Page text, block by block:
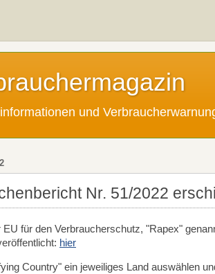
und
Nr. 51/2022
für den Verbraucherschutz, "Rapex"
hier
Country" ein jeweiliges Land auswählen